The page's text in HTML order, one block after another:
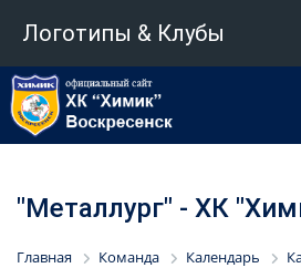
Логотипы & Клубы
"Металлург" - ХК
Главная Команда Календарь